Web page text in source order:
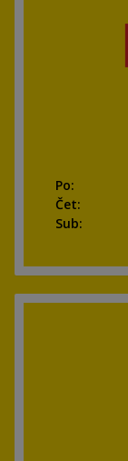
Po:
Čet:
Sub: